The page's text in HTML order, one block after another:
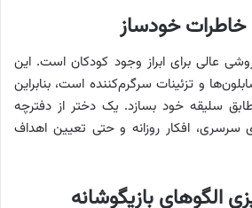
عالی برای ابراز وجود کودکان است. این
و تزئینات سرگرم‌کننده است، بنابراین
سلیقه خود بسازد. یک دختر از دفترچه
سرسری، افکار روزانه و حتی تعیین اهداف